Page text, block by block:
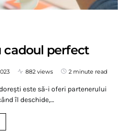
cadoul perfect
882 views 2 minute read
este să-i oferi partenerului
îl deschide,…